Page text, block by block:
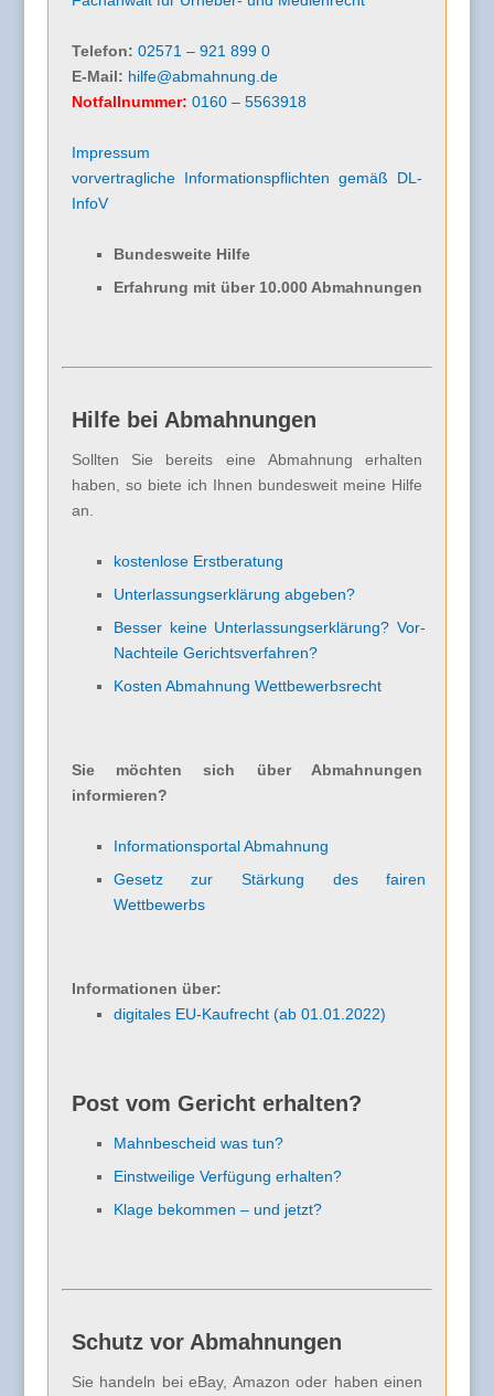
Telefon: 02571 – 921 899 0
E-Mail: hilfe@abmahnung.de
Notfallnummer: 0160 – 5563918
Impressum
vorvertragliche Informationspflichten gemäß DL-
InfoV
Bundesweite Hilfe
Erfahrung mit über 10.000 Abmahnungen
Hilfe bei Abmahnungen
Sollten Sie bereits eine Abmahnung erhalten
haben, so biete ich Ihnen bundesweit meine Hilfe
an.
kostenlose Erstberatung
Unterlassungserklärung abgeben?
Besser keine Unterlassungserklärung? Vor-
Nachteile Gerichtsverfahren?
Kosten Abmahnung Wettbewerbsrecht
Sie möchten sich über Abmahnungen
informieren?
Informationsportal Abmahnung
Gesetz zur Stärkung des fairen
Wettbewerbs
Informationen über:
digitales EU-Kaufrecht (ab 01.01.2022)
Post vom Gericht erhalten?
Mahnbescheid was tun?
Einstweilige Verfügung erhalten?
Klage bekommen – und jetzt?
Schutz vor Abmahnungen
Sie handeln bei eBay, Amazon oder haben einen